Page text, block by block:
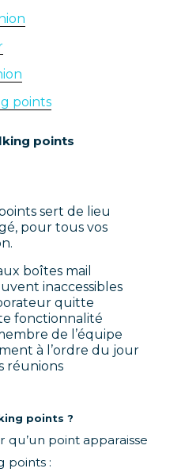
points
points
sert de lieu
pour tous vos
boîtes mail
inaccessibles
quitte
fonctionnalité
de l’équipe
à l’ordre du jour
réunions
points ?
qu’un point apparaisse
points :